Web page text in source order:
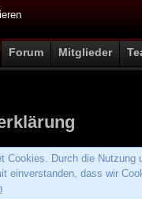
Forum Mitglieder
Cookies. Durch die Nutzung
einverstanden, dass wir